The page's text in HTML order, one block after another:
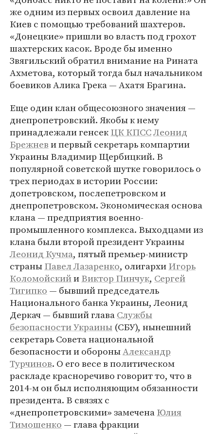
же одним из первых освоил давление на
Киев с помощью требований шахтеров.
«Донецкие» пришли во власть под грохот
шахтерских касок. Вроде бы именно
Звягильский обратил внимание на Рината
Ахметова, который тогда был начальником
боевиков Алика Грека — Ахатя Брагина.
Еще один клан общесоюзного значения —
днепропетровский. Якобы к нему
принадлежали генсекЦК КПССЛеонид
Брежневи первый секретарь компартии
Украины Владимир Щербицкий. В
популярной советской шутке говорилось о
трех периодах в истории России:
допетровском, послепетровском и
днепропетровском. Экономическая основа
клана — предприятия военно-
промышленного комплекса. Выходцами из
клана были второй президент Украины
Леонид Кучма, пятый премьер-министр
страныПавел Лазаренко, олигархиИгорь
КоломойскийиВиктор Пинчук, Сергей
Тигипко — бывший председатель
Национального банка Украины, Леонид
Деркач — бывший главаСлужбы
безопасности Украины (СБУ), нынешний
секретарь Совета национальной
безопасности и обороныАлександр
Турчинов. О его весе в политическом
раскладе красноречиво говорит то, что в
2014-м он был исполняющим обязанности
президента. В связях с
«днепропетровскими» замеченаЮлия
Тимошенко — глава фракции